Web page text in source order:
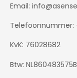
Email:
Telefoonnummer:
KvK: 76028682
Btw: